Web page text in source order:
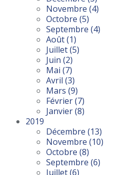
Novembre (4)
Octobre (5)
Septembre (4)
Août(1)
Juillet(5)
Juin (2)
Mai (7)
Avril (3)
Mars (9)
Février(7)
Janvier(8)
2019
Décembre (13)
Novembre (10)
Octobre (8)
Septembre (6)
Juillet(6)